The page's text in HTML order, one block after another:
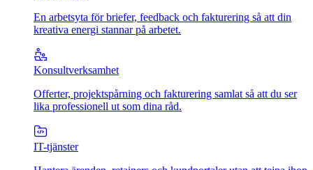
En arbetsyta för briefer, feedback och fakturering så att din
kreativa energi stannar på arbetet.
Konsultverksamhet
Offerter, projektspårning och fakturering samlat så att du ser
lika professionell ut som dina råd.
IT-tjänster